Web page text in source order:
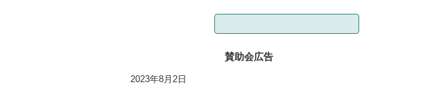
2023年8月2日
検索:
賛助会広告